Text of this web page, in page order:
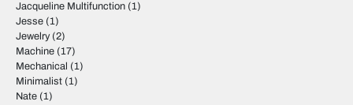
Jacqueline Multifunction (1)
Jesse (1)
Jewelry(2)
Machine (17)
Mechanical (1)
Minimalist (1)
Nate (1)